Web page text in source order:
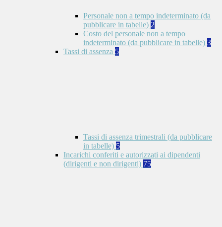
Personale non a tempo indeterminato (da
pubblicare in tabelle) 2
Costo del personale non a tempo
indeterminato (da pubblicare in tabelle) 3
Tassi di assenza 5
Tassi di assenza trimestrali (da pubblicare
in tabelle) 5
Incarichi conferiti e autorizzati ai dipendenti
(dirigenti e non dirigenti) 75